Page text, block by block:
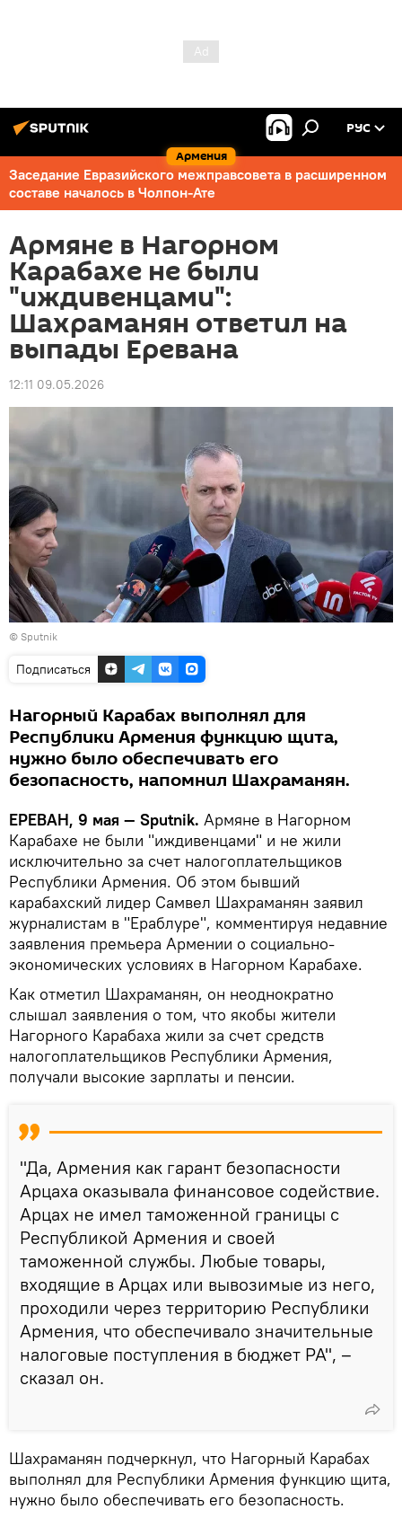
Армения
РУС
Заседание Евразийского межправсовета в расширенном
составе началось в Чолпон-Ате
Армяне в Нагорном
Карабахе не были
"иждивенцами":
Шахраманян ответил на
выпады Еревана
12:11 09.05.2026
© Sputnik
Подписаться
Нагорный Карабах выполнял для
Республики Армения функцию щита,
нужно было обеспечивать его
безопасность, напомнил Шахраманян.
ЕРЕВАН, 9 мая — Sputnik. Армяне в Нагорном
Карабахе не были "иждивенцами" и не жили
исключительно за счет налогоплательщиков
Республики Армения. Об этом бывший
карабахский лидер Самвел Шахраманян заявил
журналистам в "Ераблуре", комментируя недавние
заявления премьера Армении о социально-
экономических условиях в Нагорном Карабахе.
Как отметил Шахраманян, он неоднократно
слышал заявления о том, что якобы жители
Нагорного Карабаха жили за счет средств
налогоплательщиков Республики Армения,
получали высокие зарплаты и пенсии.
"Да, Армения как гарант безопасности
Арцаха оказывала финансовое содействие.
Арцах не имел таможенной границы с
Республикой Армения и своей
таможенной службы. Любые товары,
входящие в Арцах или вывозимые из него,
проходили через территорию Республики
Армения, что обеспечивало значительные
налоговые поступления в бюджет РА", –
сказал он.
Шахраманян подчеркнул, что Нагорный Карабах
выполнял для Республики Армения функцию щита,
нужно было обеспечивать его безопасность.